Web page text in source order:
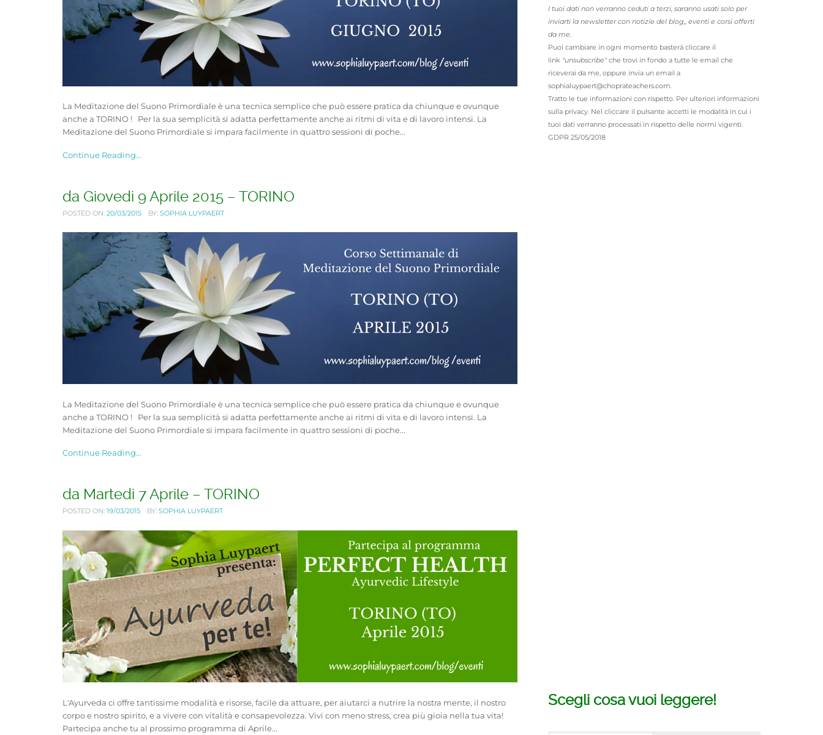
La Meditazione del Suono Primordiale è una tecnica semplice che può essere pratica da chiunque e ovunque
anche a TORINO ! Per la sua semplicità si adatta perfettamente anche ai ritmi di vita e di lavoro intensi. La
Meditazione del Suono Primordiale si impara facilmente in quattro sessioni di poche...
Continue Reading...
da Giovedi 9 Aprile 2015 – TORINO
POSTED ON: 20/03/2015 BY: SOPHIA LUYPAERT
La Meditazione del Suono Primordiale è una tecnica semplice che può essere pratica da chiunque e ovunque
anche a TORINO ! Per la sua semplicità si adatta perfettamente anche ai ritmi di vita e di lavoro intensi. La
Meditazione del Suono Primordiale si impara facilmente in quattro sessioni di poche...
Continue Reading...
da Martedi 7 Aprile – TORINO
POSTED ON: 19/03/2015 BY: SOPHIA LUYPAERT
L'Ayurveda ci offre tantissime modalità e risorse, ​facile da attuare, per aiutarci a nutrire la nostra mente, ​il nostro
corpo e nostro spirito, ​e a vivere con vitalità e consapevolezza. Vivi con meno stress, crea più gioia nella tua vita!
Partecipa anche tu al prossimo programma di Aprile...
I tuoi dati non verranno ceduti a terzi, saranno usati solo per
inviarti la newsletter con notizie del blog,, eventi e corsi offerti
da me.
Puoi cambiare in ogni momento basterà cliccare il
link "unsubscribe"che trovi in fondo a tutte le email che
riceverai da me, oppure invia un email a
sophialuypaert@choprateachers.com.
Tratto le tue informazioni con rispetto. Per ulteriori informazioni
sulla privacy. Nel cliccare il pulsante accetti le modalità in cui i
tuoi dati verranno processati in rispetto delle normi vigenti.
GDPR 25/05/2018
Scegli cosa vuoi leggere!